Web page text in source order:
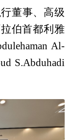
董事、高级
伯首都利雅
Al-
S.Abduhadi